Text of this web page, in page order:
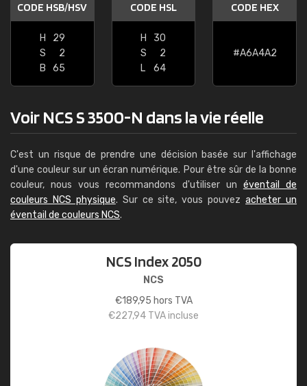
CODE HSB/HSV
H
29
S
2
B
65
CODE HSL
H
30
S
2
L
64
CODE HEX
#A6A4A2
Voir NCS S 3500-N dans la vie réelle
C'est un risque de prendre une décision basée sur l'affichage
d'une couleur sur un écran numérique. Pour être sûr de la bonne
couleur, nous vous recommandons d'utiliser un éventail de
couleurs NCS physique. Sur ce site, vous pouvezacheter un
éventail de couleurs NCS.
NCS Index 2050
NCS
€189,95 hors TVA
€227,94 TVA incluse